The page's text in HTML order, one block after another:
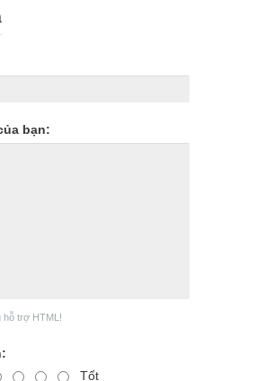
bạn:
hỗ trợ HTML!
Tốt